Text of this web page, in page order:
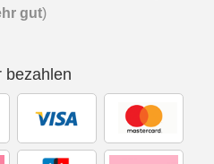
gut)
bezahlen